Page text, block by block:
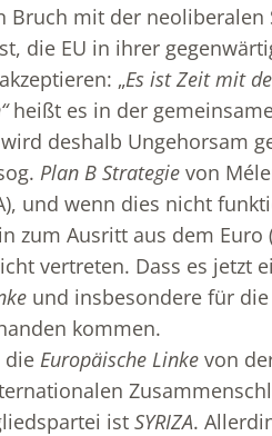
Bruch mit der neoliberalen
die EU in ihrer
„Es ist Zeit mit
heißt es in der
deshalb Ungehorsam
Plan B Strategie von
und wenn dies nicht
zum Ausritt aus dem Euro
vertreten. Dass es jetzt
und insbesondere für
kommen.
die Europäische Linke von
ist SYRIZA.